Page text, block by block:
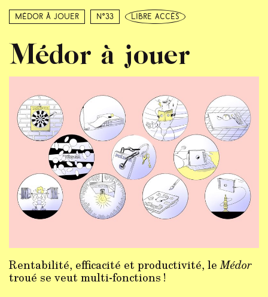
Médor à jouer N°33 libre accès
Médor à jouer
Rentabilité, efficacité et productivité, leMédor
troué se veut multi-fonctions !